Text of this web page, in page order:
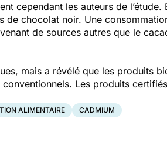
cependant les auteurs de
de chocolat noir. Une
de sources autres que le
mais a révélé que les produits
Les produits certifiés
ALIMENTAIRE CADMIUM